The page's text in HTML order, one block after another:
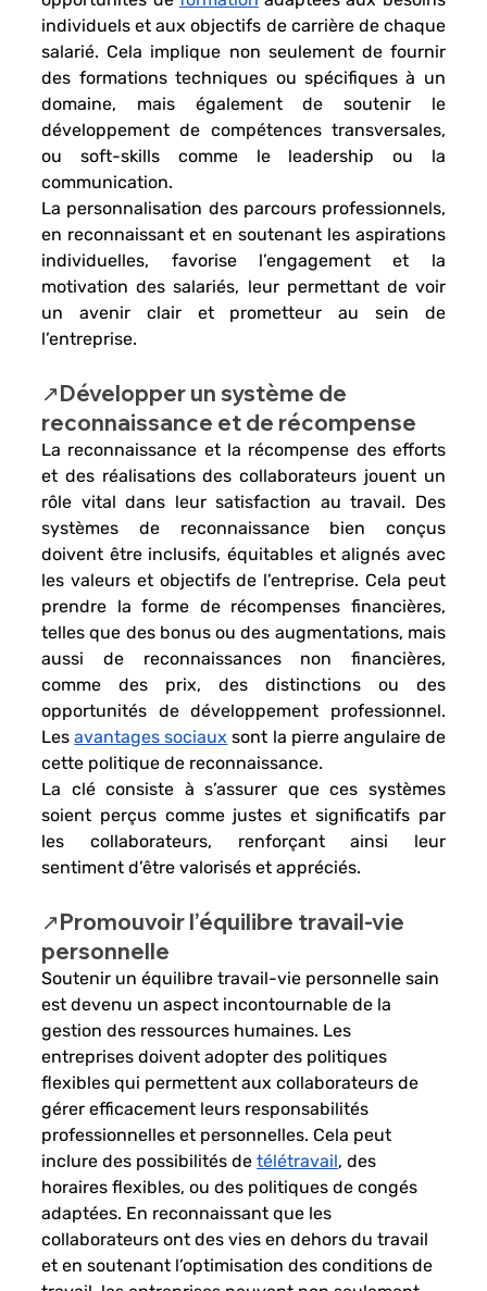
individuels et aux objectifs de carrière de chaque
salarié. Cela implique non seulement de fournir
des formations techniques ou spécifiques à un
domaine, mais également de soutenir le
développement de compétences transversales,
ou soft-skills comme le leadership ou la
communication.
La personnalisation des parcours professionnels,
en reconnaissant et en soutenant les aspirations
individuelles, favorise l’engagement et la
motivation des salariés, leur permettant de voir
un avenir clair et prometteur au sein de
l’entreprise.
↗️Développer un système de
reconnaissance et de récompense
La
reconnaissance et la récompense des efforts
et des réalisations des collaborateurs jouent un
rôle vital dans leur satisfaction au travail. Des
systèmes de reconnaissance bien conçus
doivent être inclusifs, équitables et alignés avec
les valeurs et objectifs de l’entreprise. Cela peut
prendre la forme de récompenses financières,
telles que des bonus ou des augmentations, mais
aussi de reconnaissances non financières,
comme des prix, des distinctions ou des
opportunités de développement professionnel.
Les avantages sociaux sont la pierre angulaire de
cette politique de reconnaissance.
La clé consiste à s’assurer que ces systèmes
soient perçus comme justes et significatifs par
les collaborateurs, renforçant ainsi leur
sentiment d’être valorisés et appréciés.
↗️Promouvoir l’équilibre travail-vie
personnelle
Soutenir un équilibre travail-vie personnelle sain
est devenu un aspect incontournable de la
gestion des ressources humaines. Les
entreprises doivent adopter des politiques
flexibles qui permettent aux collaborateurs de
gérer efficacement leurs responsabilités
professionnelles et personnelles. Cela peut
inclure des possibilités de télétravail, des
horaires flexibles, ou des politiques de congés
adaptées. En reconnaissant que les
collaborateurs ont des vies en dehors du travail
et en soutenant l’optimisation des conditions de